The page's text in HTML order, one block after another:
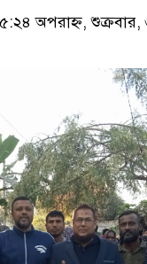
অপরাহ্ন, শুক্রবার,